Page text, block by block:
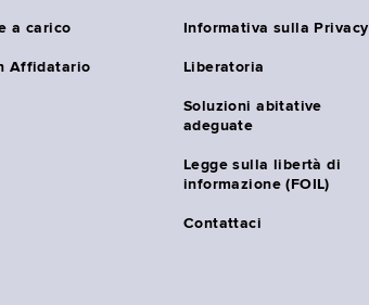
a carico
Affidatario
Informativa sulla Privacy
Liberatoria
Soluzioni abitative
adeguate
Legge sulla libertà di
informazione (FOIL)
Contattaci